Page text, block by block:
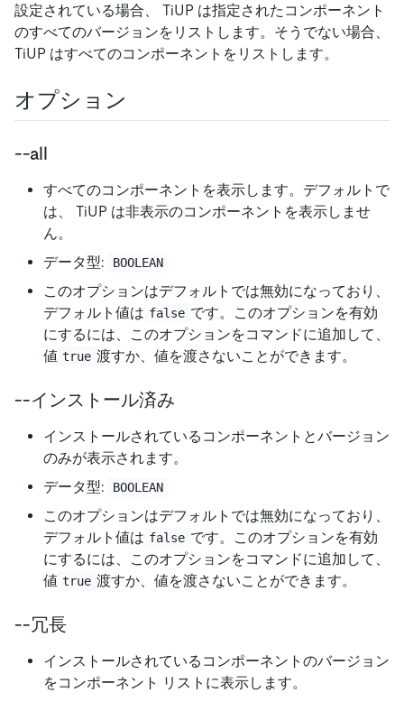
設定されている場合、 TiUP は指定されたコンポーネント
のすべてのバージョンをリストします。そうでない場合、
TiUP はすべてのコンポーネントをリストします。
オプション
--all
すべてのコンポーネントを表示します。デフォルトで
は、 TiUP は非表示のコンポーネントを表示しませ
ん。
データ型:
BOOLEAN
このオプションはデフォルトでは無効になっており、
デフォルト値は false です。このオプションを有効
にするには、このオプションをコマンドに追加して、
値 true 渡すか、値を渡さないことができます。
--インストール済み
インストールされているコンポーネントとバージョン
のみが表示されます。
データ型:
BOOLEAN
このオプションはデフォルトでは無効になっており、
デフォルト値は false です。このオプションを有効
にするには、このオプションをコマンドに追加して、
値 true 渡すか、値を渡さないことができます。
--冗長
インストールされているコンポーネントのバージョン
をコンポーネント リストに表示します。